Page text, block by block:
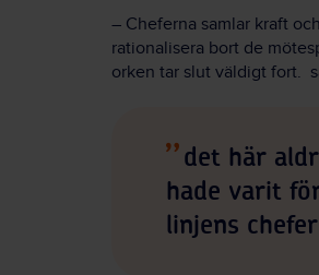
– Cheferna samlar kraft
rationalisera bort de
orken tar slut väldigt fort.
det här
hade varit
linjens chefer